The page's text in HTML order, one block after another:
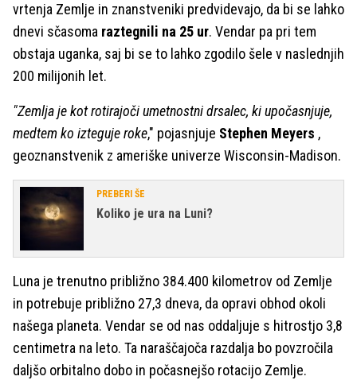
vrtenja Zemlje in znanstveniki predvidevajo, da bi se lahko
dnevi sčasoma raztegnili na 25 ur. Vendar pa pri tem
obstaja uganka, saj bi se to lahko zgodilo šele v naslednjih
200 milijonih let.
"Zemlja je kot rotirajoči umetnostni drsalec, ki upočasnjuje,
medtem ko izteguje roke," pojasnjuje Stephen Meyers ,
geoznanstvenik z ameriške univerze Wisconsin-Madison.
PREBERI ŠE
Koliko je ura na Luni?
Luna je trenutno približno 384.400 kilometrov od Zemlje
in potrebuje približno 27,3 dneva, da opravi obhod okoli
našega planeta. Vendar se od nas oddaljuje s hitrostjo 3,8
centimetra na leto. Ta naraščajoča razdalja bo povzročila
daljšo orbitalno dobo in počasnejšo rotacijo Zemlje.